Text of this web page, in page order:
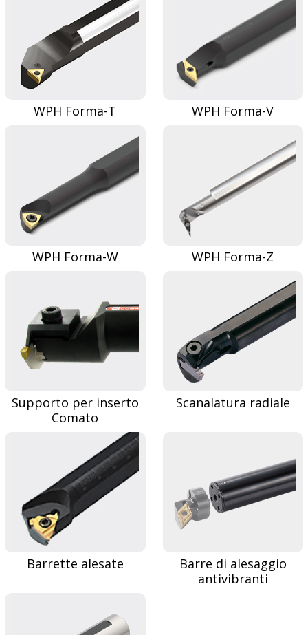
WPH Forma-T WPH Forma-V
WPH Forma-W WPH Forma-Z
Supporto per inserto
Comato
Scanalatura radiale
Barrette alesate
Barre di alesaggio
antivibranti